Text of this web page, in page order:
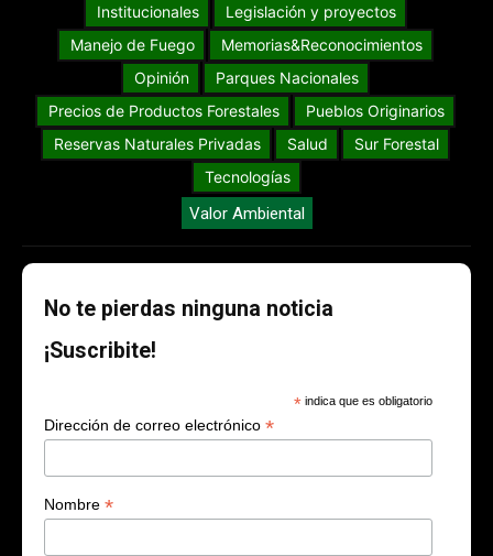
Institucionales
Legislación y proyectos
Manejo de Fuego
Memorias&Reconocimientos
Opinión
Parques Nacionales
Precios de Productos Forestales
Pueblos Originarios
Reservas Naturales Privadas
Salud
Sur Forestal
Tecnologías
Valor Ambiental
No te pierdas ninguna noticia
¡Suscribite!
* indica que es obligatorio
Dirección de correo electrónico *
Nombre *